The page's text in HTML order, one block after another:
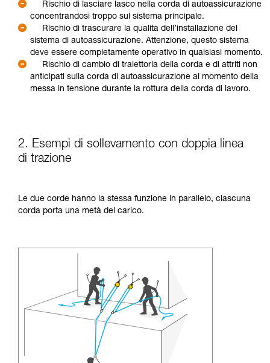
Rischio di lasciare lasco nella corda di autoassicurazione
concentrandosi troppo sul sistema principale.
Rischio di trascurare la qualità dell’installazione del
sistema di autoassicurazione. Attenzione, questo sistema
deve essere completamente operativo in qualsiasi momento.
Rischio di cambio di traiettoria della corda e di attriti non
anticipati sulla corda di autoassicurazione al momento della
messa in tensione durante la rottura della corda di lavoro.
2. Esempi di sollevamento con doppia linea
di trazione
Le due corde hanno la stessa funzione in parallelo, ciascuna
corda porta una metà del carico.